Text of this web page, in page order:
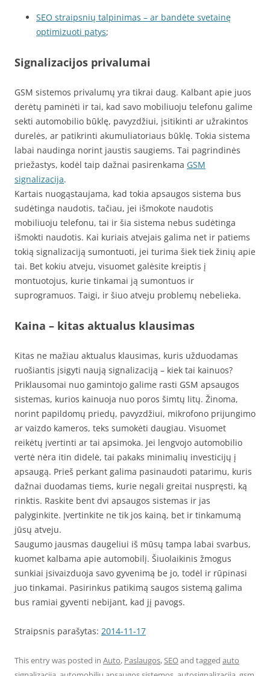
SEO straipsnių talpinimas – ar bandėte svetainę
optimizuoti patys;
Signalizacijos privalumai
GSM sistemos privalumų yra tikrai daug. Kalbant apie juos
derėtų paminėti ir tai, kad savo mobiliuoju telefonu galime
sekti automobilio būklę, pavyzdžiui, įsitikinti ar užrakintos
durelės, ar patikrinti akumuliatoriaus būklę. Tokia sistema
labai naudinga norint jaustis saugiems. Tai pagrindinės
priežastys, kodėl taip dažnai pasirenkama GSM
signalizacija.
Kartais nuogąstaujama, kad tokia apsaugos sistema bus
sudėtinga naudotis, tačiau, jei išmokote naudotis
mobiliuoju telefonu, tai ir šia sistema nebus sudėtinga
išmokti naudotis. Kai kuriais atvejais galima net ir patiems
tokią signalizaciją sumontuoti, jei turima šiek tiek žinių apie
tai. Bet kokiu atveju, visuomet galėsite kreiptis į
montuotojus, kurie tinkamai ją sumontuos ir
suprogramuos. Taigi, ir šiuo atveju problemų nebelieka.
Kaina – kitas aktualus klausimas
Kitas ne mažiau aktualus klausimas, kuris užduodamas
ruošiantis įsigyti naują signalizaciją – kiek tai kainuos?
Priklausomai nuo gamintojo galime rasti GSM apsaugos
sistemas, kurios kainuoja nuo poros šimtų litų. Žinoma,
norint papildomų priedų, pavyzdžiui, mikrofono prijungimo
ar vaizdo kameros, teks sumokėti daugiau. Visuomet
reikėtų įvertinti ar tai apsimoka. Jei lengvojo automobilio
vertė nėra itin didelė, tai pakaks minimalių investicijų į
apsaugą. Prieš perkant galima pasinaudoti patarimu, kuris
dažnai duodamas tiems, kurie negali greitai nuspręsti, ką
rinktis. Raskite bent dvi apsaugos sistemas ir jas
palyginkite. Įvertinkite ne tik jos kainą, bet ir tinkamumą
jūsų atveju.
Saugumo jausmas daugeliui iš mūsų tampa labai svarbus,
kuomet kalbama apie automobilį. Šiuolaikinis žmogus
sunkiai įsivaizduoja savo gyvenimą be jo, todėl ir rūpinasi
juo tinkamai. Pasirinkus patikimą saugos sistemą galima
bus ramiai gyventi nebijant, kad jį pavogs.
Straipsnis parašytas: 2014-11-17
This entry was posted in Auto, Paslaugos,SEOand tagged auto